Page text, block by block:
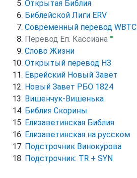
Открытая Библия
Библейской Лиги ERV
Cовременный перевод WBTC
Перевод Еп. Кассиана ●
Слово Жизни
Открытый перевод НЗ
Еврейский Новый Завет
Новый Завет РБО 1824
Вишенчук-Вишенька
Библия Скорины
Елизаветинская Библия
Елизаветинская на русском
Подстрочник Винокурова
Подстрочник: TR + SYN